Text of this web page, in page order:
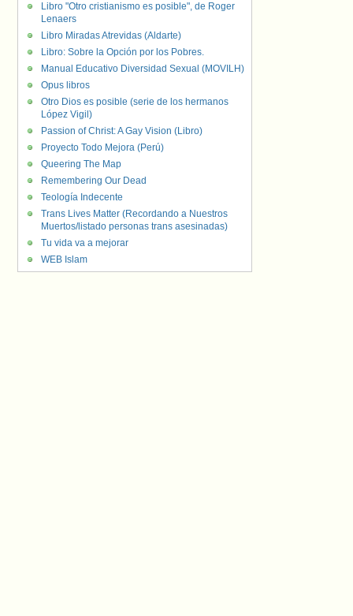
Libro "Otro cristianismo es posible", de Roger
Lenaers
Libro Miradas Atrevidas (Aldarte)
Libro: Sobre la Opción por los Pobres.
Manual Educativo Diversidad Sexual (MOVILH)
Opus libros
Otro Dios es posible (serie de los hermanos
López Vigil)
Passion of Christ: A Gay Vision (Libro)
Proyecto Todo Mejora (Perú)
Queering The Map
Remembering Our Dead
Teología Indecente
Trans Lives Matter (Recordando a Nuestros
Muertos/listado personas trans asesinadas)
Tu vida va a mejorar
WEB Islam